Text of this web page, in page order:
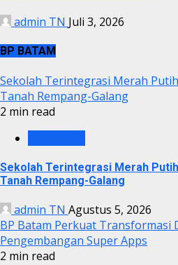
admin TN Juli 3, 2026
BP BATAM
Sekolah Terintegrasi Merah
Tanah Rempang-Galang
2 min read
Sekolah Terintegrasi Merah
Tanah Rempang-Galang
admin TN Agustus 5, 2026
BP Batam Perkuat Transformasi
Pengembangan Super Apps
2 min read